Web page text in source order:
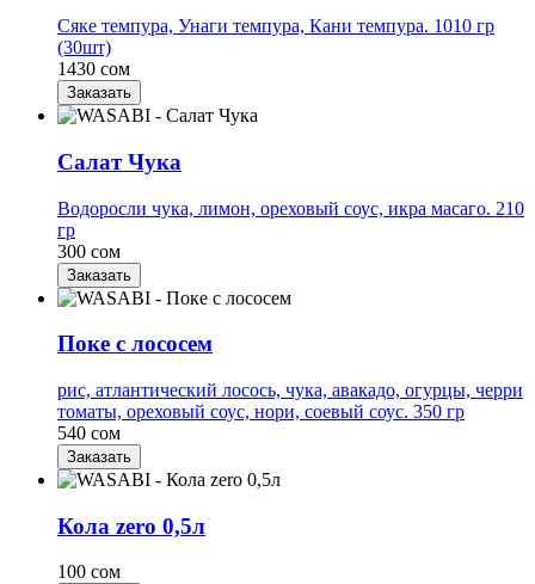
Сяке темпура, Унаги темпура, Кани темпура. 1010 гр
(30шт)
1430 сом
Заказать
Салат Чука
Водоросли чука, лимон, ореховый соус, икра масаго. 210
гр
300 сом
Заказать
Поке с лососем
рис, атлантический лосось, чука, авакадо, огурцы, черри
томаты, ореховый соус, нори, соевый соус. 350 гр
540 сом
Заказать
Кола zero 0,5л
100 сом